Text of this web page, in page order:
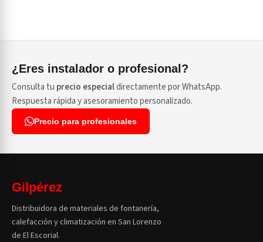
¿Eres instalador o profesional?
Consulta tu precio especialdirectamente por WhatsApp.
Respuesta rápida y asesoramiento personalizado.
Precio para profesionales
Gilpérez
Distribuidora de materiales de fontanería,
calefacción y climatización en San Lorenzo
de El Escorial.